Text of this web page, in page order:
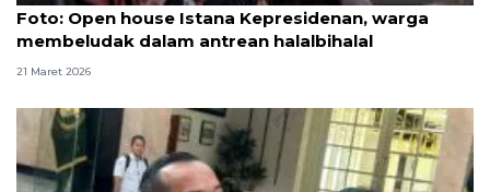
Foto: Open house Istana Kepresidenan, warga
membeludak dalam antrean halalbihalal
21 Maret 2026